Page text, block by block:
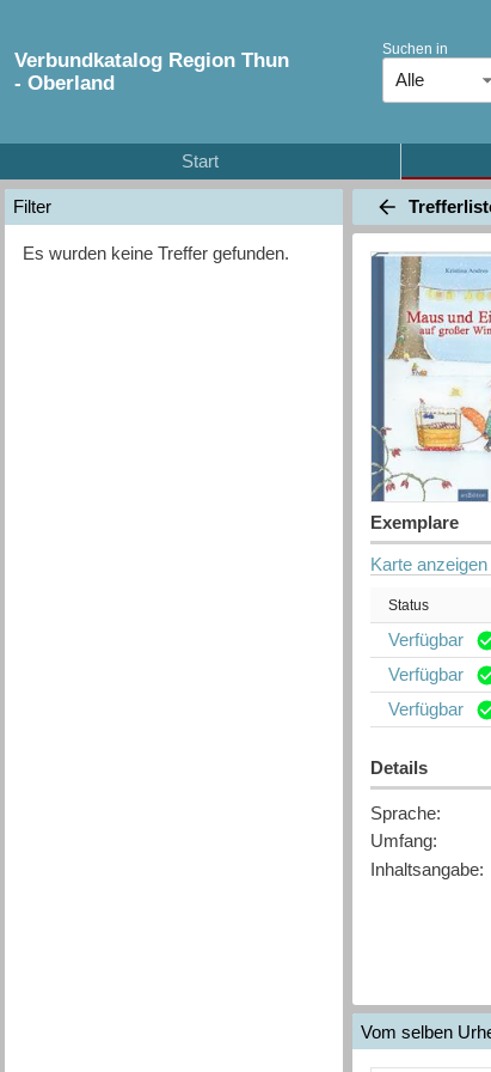
Verbundkatalog Region Thun
- Oberland
Suchen in
Alle
Start
Filter
Es wurden keine Treffer gefunden.
Exemplare
Karte anzeigen
Status
Verfügbar
Verfügbar
Verfügbar
Details
Sprache:
Umfang:
Inhaltsangabe:
Vom selben